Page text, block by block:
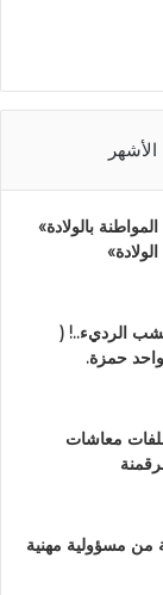
الأشهر
بالولادة»
الرديء..! (
معاشات
مسؤولية مهنية